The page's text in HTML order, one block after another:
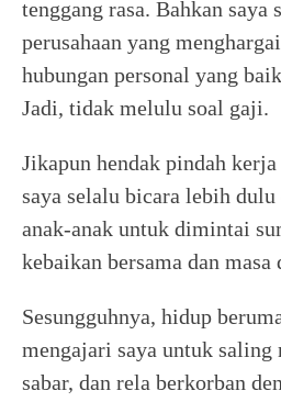
tenggang rasa. Bahkan saya
perusahaan yang
hubungan personal yang
Jadi, tidak melulu soal gaji.
Jikapun hendak pindah
saya selalu bicara lebih
anak-anak untuk dimintai
kebaikan bersama dan masa
Sesungguhnya, hidup
mengajari saya untuk saling
sabar, dan rela berkorban